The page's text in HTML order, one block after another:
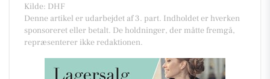
Kilde: DHF
Denne artikel er udarbejdet af 3. part. Indholdet er hverken
sponsoreret eller betalt. De holdninger, der måtte fremgå,
repræsenterer ikke redaktionen.